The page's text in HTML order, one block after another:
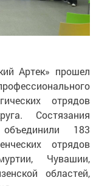
Артек» прошел
отрядов
Состязания
183
отрядов
Чувашии,
областей,